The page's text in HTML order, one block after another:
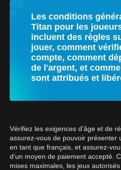
Les conditions
Titan pour les
incluent des règles
jouer, comment
compte, comment
de l'argent, et
sont attribués et
Vérifiez les exigences d'âge et de
assurez-vous de pouvoir présenter
en tant que français, et assurez-
d'un moyen de paiement accepté.
mises maximales, les jeux